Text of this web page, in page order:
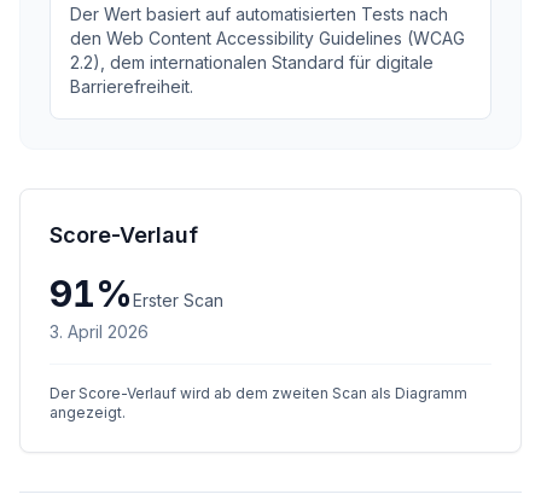
Der Wert basiert auf automatisierten Tests nach
den Web Content Accessibility Guidelines (WCAG
2.2), dem internationalen Standard für digitale
Barrierefreiheit.
Score-Verlauf
91%Erster Scan
3. April 2026
Der Score-Verlauf wird ab dem zweiten Scan als Diagramm
angezeigt.